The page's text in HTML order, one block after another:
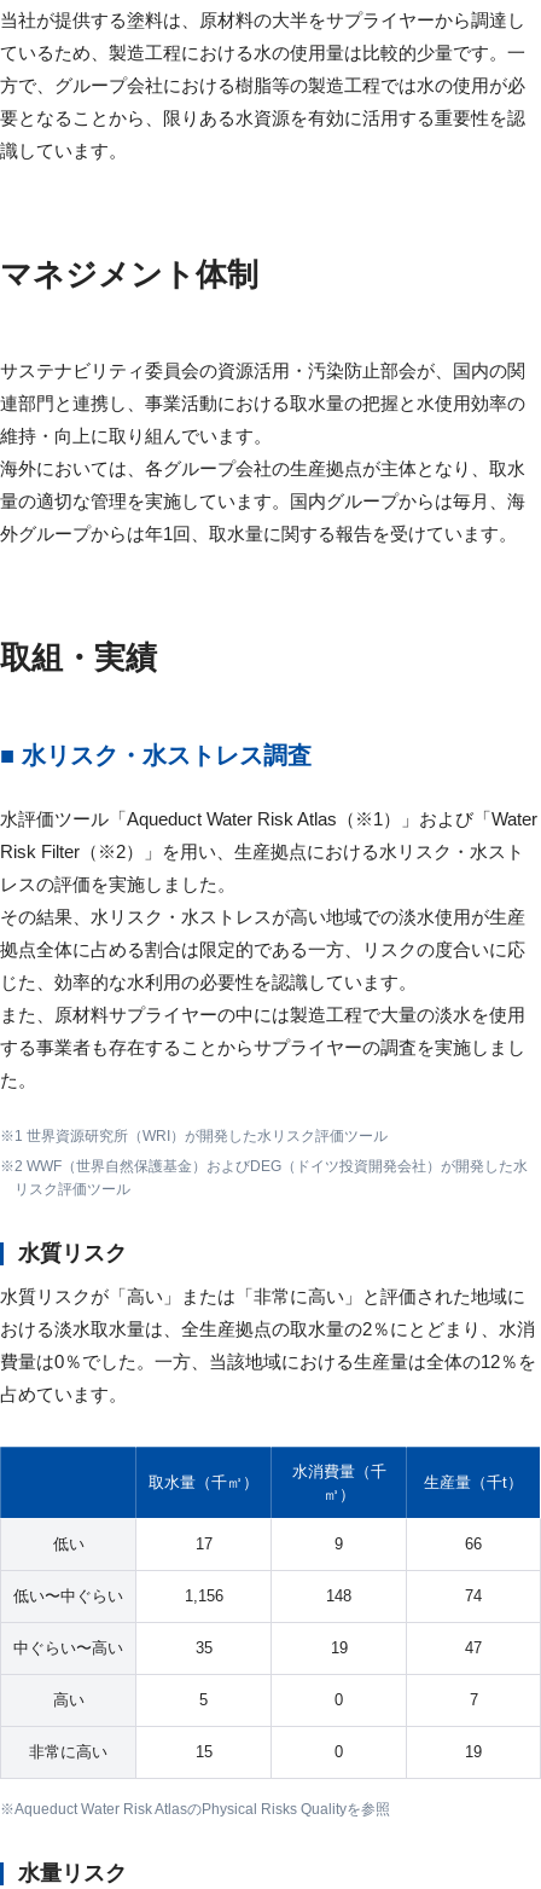
当社が提供する塗料は、原材料の大半をサプライヤーから調達し
ているため、製造工程における水の使用量は比較的少量です。一
方で、グループ会社における樹脂等の製造工程では水の使用が必
要となることから、限りある水資源を有効に活用する重要性を認
識しています。
マネジメント体制
サステナビリティ委員会の資源活用・汚染防止部会が、国内の関
連部門と連携し、事業活動における取水量の把握と水使用効率の
維持・向上に取り組んでいます。
海外においては、各グループ会社の生産拠点が主体となり、取水
量の適切な管理を実施しています。国内グループからは毎月、海
外グループからは年1回、取水量に関する報告を受けています。
取組・実績
■ 水リスク・水ストレス調査
水評価ツール「Aqueduct Water Risk Atlas（※1）」および「Water
Risk Filter（※2）」を用い、生産拠点における水リスク・水スト
レスの評価を実施しました。
その結果、水リスク・水ストレスが高い地域での淡水使用が生産
拠点全体に占める割合は限定的である一方、リスクの度合いに応
じた、効率的な水利用の必要性を認識しています。
また、原材料サプライヤーの中には製造工程で大量の淡水を使用
する事業者も存在することからサプライヤーの調査を実施しまし
た。
1 世界資源研究所（WRI）が開発した水リスク評価ツール
2 WWF（世界自然保護基金）およびDEG（ドイツ投資開発会社）が開発した水
リスク評価ツール
水質リスク
水質リスクが「高い」または「非常に高い」と評価された地域に
おける淡水取水量は、全生産拠点の取水量の2％にとどまり、水消
費量は0％でした。一方、当該地域における生産量は全体の12％を
占めています。
取水量（千㎥）
水消費量（千
㎥）
生産量（千t）
低い 17 9 66
低い〜中ぐらい 1,156 148 74
中ぐらい〜高い 35 19 47
高い 5 0 7
非常に高い 15 0 19
Aqueduct Water Risk AtlasのPhysical Risks Qualityを参照
水量リスク